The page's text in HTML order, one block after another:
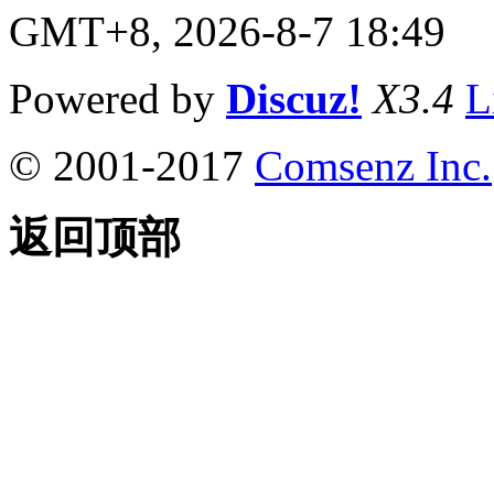
GMT+8, 2026-8-7 18:49
Powered by Discuz! X3.4
© 2001-2017 Comsenz Inc.
返回顶部